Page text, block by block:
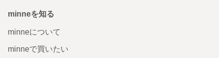
minneを知る
minneについて
minneで買いたい